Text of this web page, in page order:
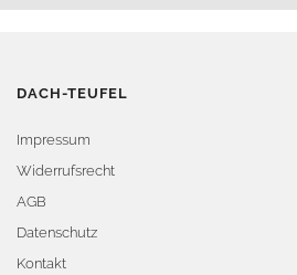
DACH-TEUFEL
Impressum
Widerrufsrecht
AGB
Datenschutz
Kontakt